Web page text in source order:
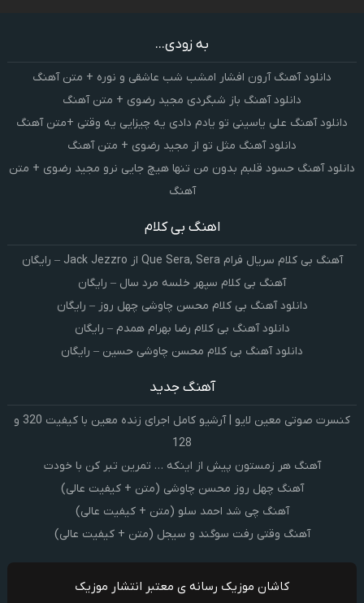
به زودی...
دانلود آهنگ آرون افشار امشب شب عاشقی و نوره + متن آهنگ
دانلود آهنگ باز شبگردی مجید رضوی + متن آهنگ
دانلود آهنگ علی یاسینی تو یادم دادی یه چیزایی یه وقتی +متن آهنگ
دانلود آهنگ مثل تو از مجید رضوی + متن آهنگ
دانلود آهنگ حسود قلبم بدون من تنها هیچ جایی نرو مجید رضوی + متن
آهنگ
اهنگ بی کلام
آهنگ بی کلام سریال فرام Que Sera, Sera از Jack Jezzro – رایگان
آهنگ بی کلام سپهر خلسه مرد سال – رایگان
دانلود آهنگ بی کلام محسن چاوشی چهل روز – رایگان
دانلود آهنگ بی کلام رضا بهرام همدم – رایگان
دانلود آهنگ بی کلام محسن چاوشی حسین – رایگان
آهنگ جدید
کنسرت صوتی معین لایو | آرشیو کامل اجرای زنده معین با کیفیت 320 و
128
آهنگ هر زمستون پیش از اینکه … تمرین تبر کن با خودت
آهنگ چهل روز محسن چاوشی (متن + کیفیت عالی)
آهنگ چی شد احمد سلو (متن + کیفیت عالی)
آهنگ وقتی رفت سوگند و سیجل (متن + کیفیت عالی)
کاشان موزیک رسانه ی معتبر انتشار موزیک